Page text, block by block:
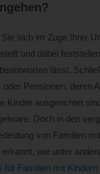
sich im Zuge Ihrer
und dabei
lässt.
Pensionen, deren
Kinder ausgerichtet
Doch in den
von Familien
wie unter
für Familien mit Kindern